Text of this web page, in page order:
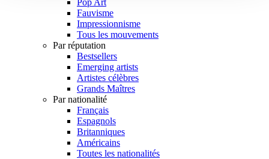
Fauvisme
Impressionnisme
Tous les mouvements
Par réputation
Bestsellers
Emerging artists
Artistes célèbres
Grands Maîtres
Par nationalité
Français
Espagnols
Britanniques
Américains
Toutes les nationalités